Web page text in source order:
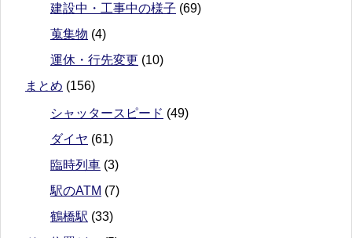
建設中・工事中の様子 (69)
蒐集物 (4)
運休・行先変更 (10)
まとめ (156)
シャッタースピード (49)
ダイヤ (61)
臨時列車 (3)
駅のATM (7)
鶴橋駅 (33)